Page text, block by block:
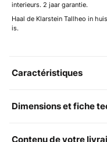
interieurs. 2 jaar garantie.
Haal de Klarstein Tallheo in
is.
Caractéristiques
Dimensions et fiche
Contenu de votre